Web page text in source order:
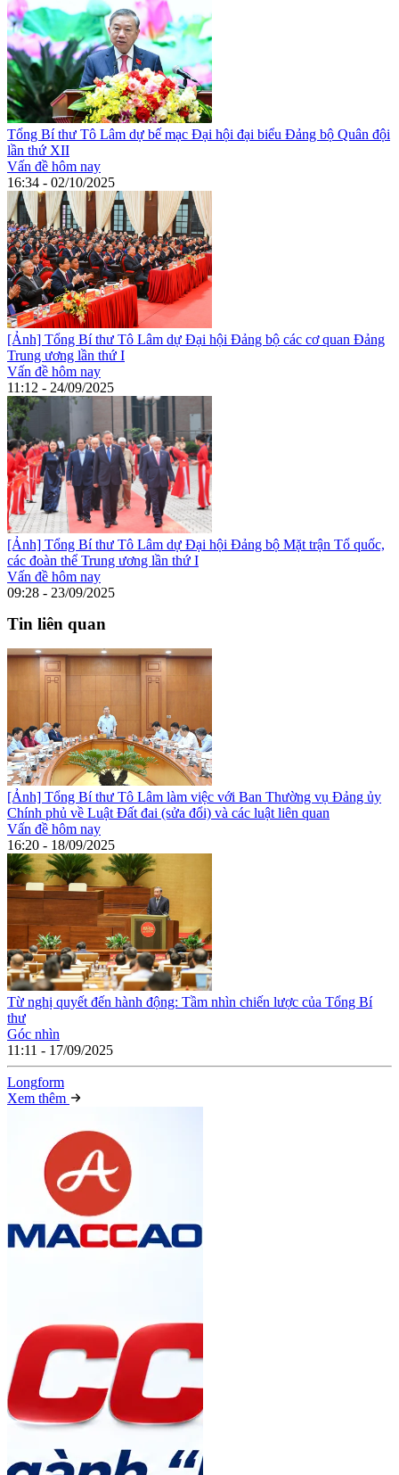
Tổng Bí thư Tô Lâm dự bế mạc Đại hội đại biểu Đảng bộ Quân đội
lần thứ XII
Vấn đề hôm nay
16:34 - 02/10/2025
[Ảnh] Tổng Bí thư Tô Lâm dự Đại hội Đảng bộ các cơ quan Đảng
Trung ương lần thứ I
Vấn đề hôm nay
11:12 - 24/09/2025
[Ảnh] Tổng Bí thư Tô Lâm dự Đại hội Đảng bộ Mặt trận Tổ quốc,
các đoàn thể Trung ương lần thứ I
Vấn đề hôm nay
09:28 - 23/09/2025
Tin liên quan
[Ảnh] Tổng Bí thư Tô Lâm làm việc với Ban Thường vụ Đảng ủy
Chính phủ về Luật Đất đai (sửa đổi) và các luật liên quan
Vấn đề hôm nay
16:20 - 18/09/2025
Từ nghị quyết đến hành động: Tầm nhìn chiến lược của Tổng Bí
thư
Góc nhìn
11:11 - 17/09/2025
Longform
Xem thêm